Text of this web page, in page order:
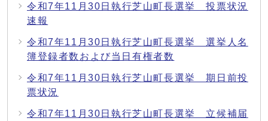
令和7年11月30日執行芝山町長選挙 投票状況
速報
令和7年11月30日執行芝山町長選挙 選挙人名
簿登録者数および当日有権者数
令和7年11月30日執行芝山町長選挙 期日前投
票状況
令和7年11月30日執行芝山町長選挙 立候補届